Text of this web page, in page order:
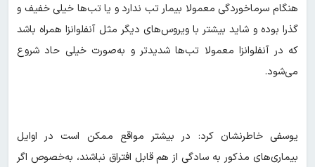
هنگام سرماخوردگی معمولا بیمار تب ندارد و یا تب‌ها خیلی خفیف و
گذرا بوده و شاید بیشتر با ویروس‌های دیگر مثل آنفلوانزا همراه باشد
که در آنفلوانزا معمولا تب‌ها شدیدتر و به‌صورت خیلی حاد شروع
می‌شود.
یوسفی خاطرنشان کرد: در بیشتر مواقع ممکن است در اوایل
بیماری‌های مذکور به سادگی از هم قابل افتراق نباشند، به‌خصوص اگر